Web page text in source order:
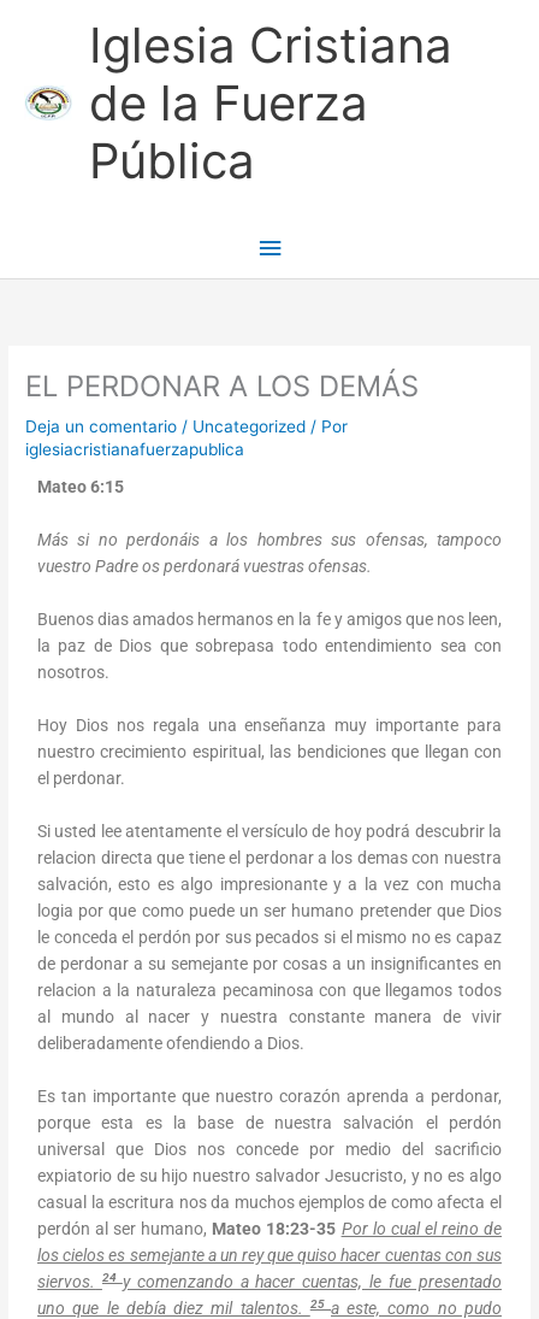
Iglesia Cristiana
de la Fuerza
Pública
Menú
EL PERDONAR A LOS DEMÁS
Deja un comentario / Uncategorized / Por
iglesiacristianafuerzapublica
Mateo 6:15
Más si no perdonáis a los hombres sus ofensas, tampoco
vuestro Padre os perdonará vuestras ofensas.
Buenos dias amados hermanos en la fe y amigos que nos leen,
la paz de Dios que sobrepasa todo entendimiento sea con
nosotros.
Hoy Dios nos regala una enseñanza muy importante para
nuestro crecimiento espiritual, las bendiciones que llegan con
el perdonar.
Si usted lee atentamente el versículo de hoy podrá descubrir la
relacion directa que tiene el perdonar a los demas con nuestra
salvación, esto es algo impresionante y a la vez con mucha
logia por que como puede un ser humano pretender que Dios
le conceda el perdón por sus pecados si el mismo no es capaz
de perdonar a su semejante por cosas a un insignificantes en
relacion a la naturaleza pecaminosa con que llegamos todos
al mundo al nacer y nuestra constante manera de vivir
deliberadamente ofendiendo a Dios.
Es tan importante que nuestro corazón aprenda a perdonar,
porque esta es la base de nuestra salvación el perdón
universal que Dios nos concede por medio del sacrificio
expiatorio de su hijo nuestro salvador Jesucristo, y no es algo
casual la escritura nos da muchos ejemplos de como afecta el
perdón al ser humano, Mateo 18:23-35 Por lo cual el reino de
los cielos es semejante a un rey que quiso hacer cuentas con sus
siervos.
24 y comenzando a hacer cuentas, le fue presentado
uno que le debía diez mil talentos.25 a este, como no pudo